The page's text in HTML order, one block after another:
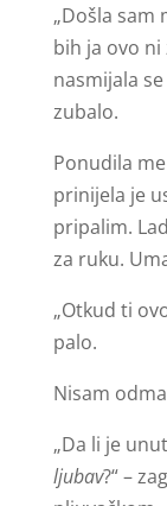
„Došla sam
bih ja ovo ni
nasmijala
zubalo.
Ponudila
prinijela je
pripalim.
za ruku.
„Otkud ti
palo.
Nisam
„Da li je
ljubav?“ –